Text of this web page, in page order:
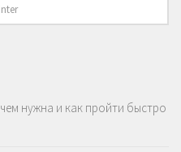
нужна и как пройти быстро